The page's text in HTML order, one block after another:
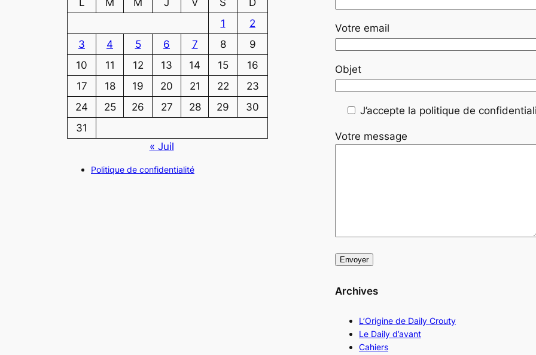
L
M M J V S
D
1
2
3
4 5 6 7 8
9
10
11 12 13 14 15
16
17
18 19 20 21 22
23
24
25 26 27 28 29
30
31
« Juil
Politique de confidentialité
Votre email
Objet
J’accepte la politique de
Votre message
Archives
L’Origine de Daily Crouty
Le Daily d’avant
Cahiers